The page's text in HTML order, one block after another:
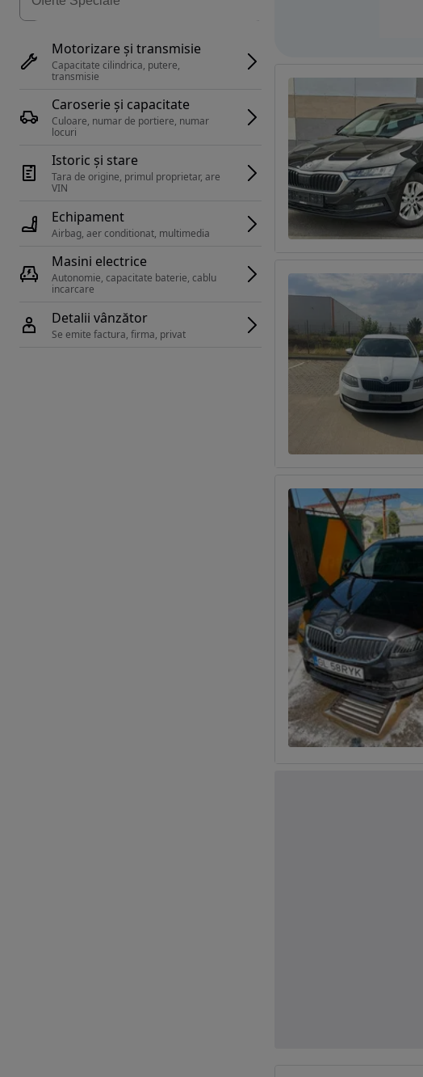
Motorizare și transmisie
Capacitate cilindrica, putere,
transmisie
Caroserie și capacitate
Culoare, numar de portiere, numar
locuri
Istoric și stare
Tara de origine, primul proprietar, are
Echipament
Airbag, aer conditionat, multimedia
Masini electrice
Autonomie, capacitate baterie, cablu
Detalii vânzător
Se emite factura, firma, privat